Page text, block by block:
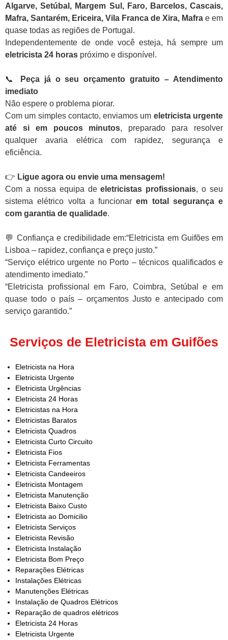
Algarve, Setúbal, Margem Sul, Faro, Barcelos, Cascais,
Mafra, Santarém, Ericeira, Vila Franca de Xira, Mafra e em
quase todas as regiões de Portugal.
Independentemente de onde você esteja, há sempre um
eletricista 24 horas próximo e disponível.
📞
Peça já o seu orçamento gratuito – Atendimento
imediato
Não espere o problema piorar.
Com um simples contacto, enviamos um eletricista urgente
até si em poucos minutos, preparado para resolver
qualquer avaria elétrica com rapidez, segurança e
eficiência.
👉 Ligue agora ou envie uma mensagem!
Com a nossa equipa deeletricistas profissionais, o seu
sistema elétrico volta a funcionarem total segurança e
com garantia de qualidade.
💬 Confiança e credibilidade em:“Eletricista em Guifões em
Lisboa – rapidez, confiança e preço justo.”
“Serviço elétrico urgente no Porto – técnicos qualificados e
atendimento imediato.”
“Eletricista profissional em Faro, Coimbra, Setúbal e em
quase todo o país – orçamentos Justo e antecipado com
serviço garantido.”
Serviços de Eletricista em Guifões
Eletricista na Hora
Eletricista Urgente
Eletricista Urgências
Eletricista 24 Horas
Eletricistas na Hora
Eletricistas Baratos
Eletricista Quadros
Eletricista Curto Circuito
Eletricista Fios
Eletricista Ferramentas
Eletricista Candeeiros
Eletricista Montagem
Eletricista Manutenção
Eletricista Baixo Custo
Eletricista ao Domicilio
Eletricista Serviços
Eletricista Revisão
Eletricista Instalação
Eletricista Bom Preço
Reparações Elétricas
Instalações Elétricas
Manutenções Elétricas
Instalação de Quadros Elétricos
Reparação de quadros elétricos
Eletricista 24 Horas
Eletricista Urgente